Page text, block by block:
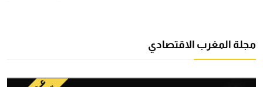
مجلة المغرب الاقتصادي